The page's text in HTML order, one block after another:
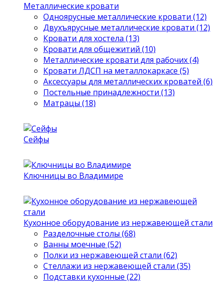
Металлические кровати
Одноярусные металлические кровати (12)
Двухъярусные металлические кровати (12)
Кровати для хостела (13)
Кровати для общежитий (10)
Металлические кровати для рабочих (4)
Кровати ЛДСП на металлокаркасе (5)
Аксессуары для металлических кроватей (6)
Постельные принадлежности (13)
Матрацы (18)
Сейфы
Ключницы во Владимире
Кухонное оборудование из нержавеющей стали
Разделочные столы (68)
Ванны моечные (52)
Полки из нержавеющей стали (62)
Стеллажи из нержавеющей стали (35)
Подставки кухонные (22)